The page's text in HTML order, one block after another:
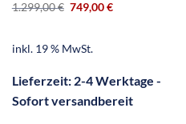
1.299,00€ 749,00€
inkl. 19 % MwSt.
Lieferzeit: 2-4 Werktage -
Sofort versandbereit